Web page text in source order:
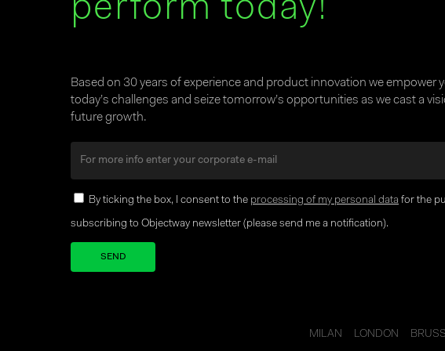
perform today!
Based on 30 years of experience and product innovation we empower
today’s challenges and seize tomorrow’s opportunities as we cast a
future growth.
By ticking the box, I consent to the processing of my personal data for the
subscribing to Objectway newsletter (please send me a notification).
MILAN LONDON